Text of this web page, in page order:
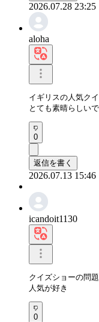
2026.07.28 23:25
aloha
イギリスの人気ク
とても素晴らしいで
0
返信を書く
2026.07.13 15:46
icandoit1130
クイズショーの問題
人気が好き
0